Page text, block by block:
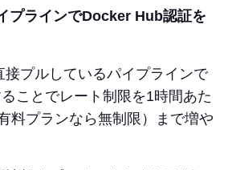
プラインでDocker Hub認証を
接プルしているパイプラインで
ことでレート制限を1時間あた
料プランなら無制限）まで増や